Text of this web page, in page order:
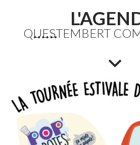
Fortes chaleurs : Adaptation
En raison de l’épisode de fortes
appliqués du lundi 10 au vendredi 14
Lire la suite
QUESTEMBERT